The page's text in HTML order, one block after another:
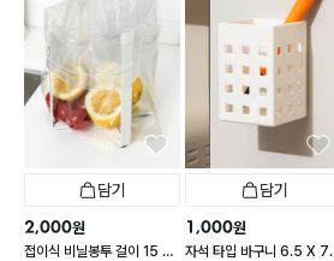
담기
2,000원
접이식 비닐봉투 걸이 15 X
담기
1,000원
자석 타입 바구니 6.5 X 7.